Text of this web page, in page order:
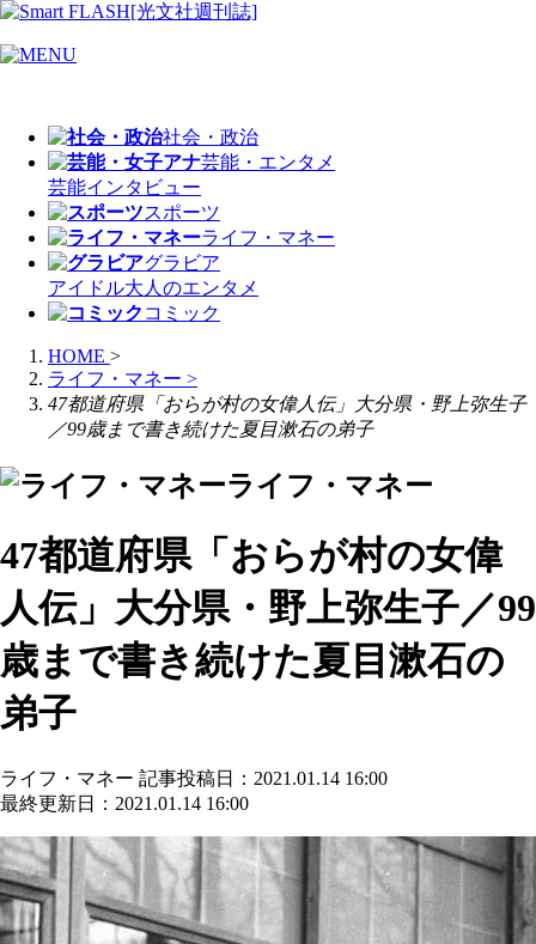
社会・政治
芸能・エンタメ
芸能インタビュー
スポーツ
ライフ・マネー
グラビア
アイドル大人のエンタメ
コミック
HOME >
ライフ・マネー >
47都道府県「おらが村の女偉人伝」大分県・野上弥生子
／99歳まで書き続けた夏目漱石の弟子
ライフ・マネー
47都道府県「おらが村の女偉
人伝」大分県・野上弥生子／99
歳まで書き続けた夏目漱石の
弟子
ライフ・マネー 記事投稿日：2021.01.14 16:00
最終更新日：2021.01.14 16:00